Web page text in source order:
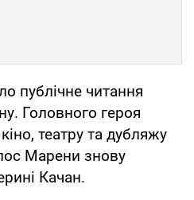
публічне читання
Головного героя
театру та дубляжу
Марени знову
Качан.